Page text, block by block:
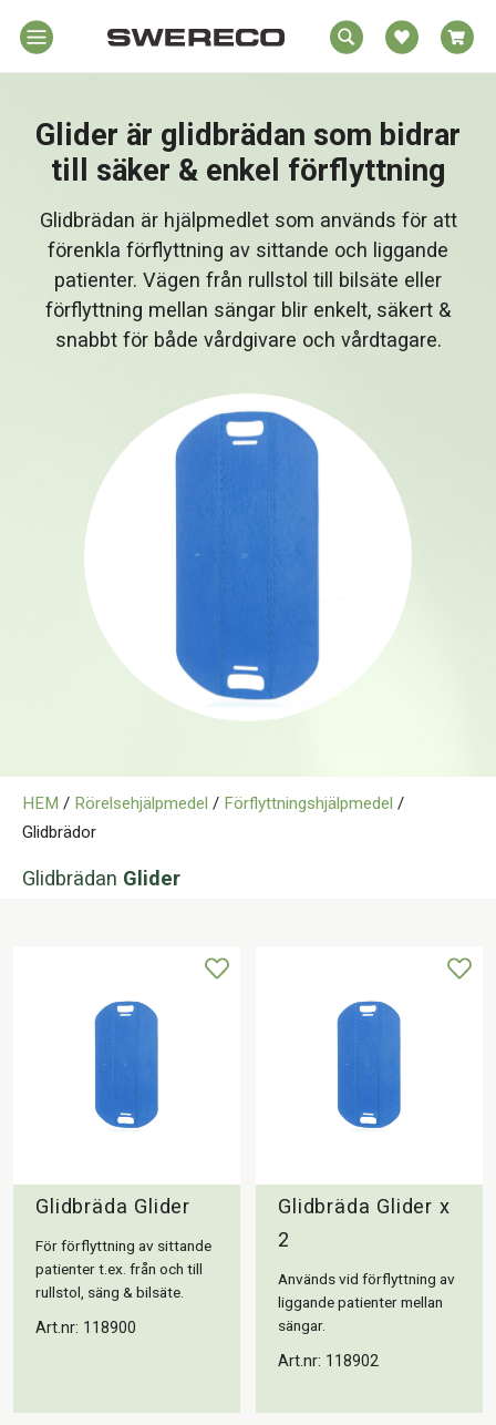
Hem
Rörelsehjälpmedel
Hjälpmedel i Hemmet
Sjukvård
Om Swereco
Kontakt
Glider är glidbrädan som bidrar
till säker & enkel förflyttning
Glidbrädan är hjälpmedlet som används för att
förenkla förflyttning av sittande och liggande
patienter. Vägen från rullstol till bilsäte eller
förflyttning mellan sängar blir enkelt, säkert &
snabbt för både vårdgivare och vårdtagare.
HEM / Rörelsehjälpmedel / Förflyttningshjälpmedel /
Glidbrädor
Glidbrädan Glider
Glidbräda Glider
För förflyttning av sittande
patienter t.ex. från och till
rullstol, säng & bilsäte.
Art.nr: 118900
Glidbräda Glider x
2
Används vid förflyttning av
liggande patienter mellan
sängar.
Art.nr: 118902